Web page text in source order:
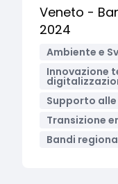
Veneto -
2024
Ambiente e
Innovazione
Supporto
Transizione
Bandi